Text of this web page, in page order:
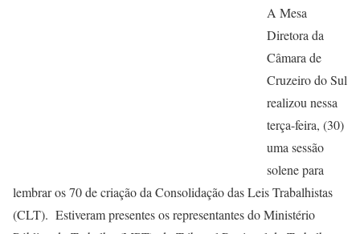
A Mesa
Diretora da
Câmara de
Cruzeiro do Sul
realizou nessa
terça-feira, (30)
uma sessão
solene para
lembrar os 70 de criação da Consolidação das Leis Trabalhistas
(CLT). Estiveram presentes os representantes do Ministério